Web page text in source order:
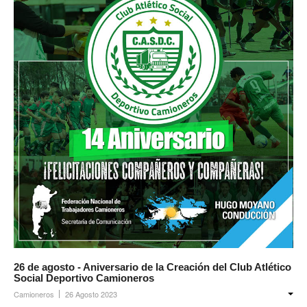
Escalas desde 1969
Acuerdos y homolog.
Acuerdos empresa
Planilla de km
Impresión boletas
Ultima Escala Salarial
Pago de aportes por CBU
Otros
Contacto por ramas
26 de agosto - Aniversario de la Creación del Club Atlético
Social Deportivo Camioneros
Camioneros 26 Agosto 2023